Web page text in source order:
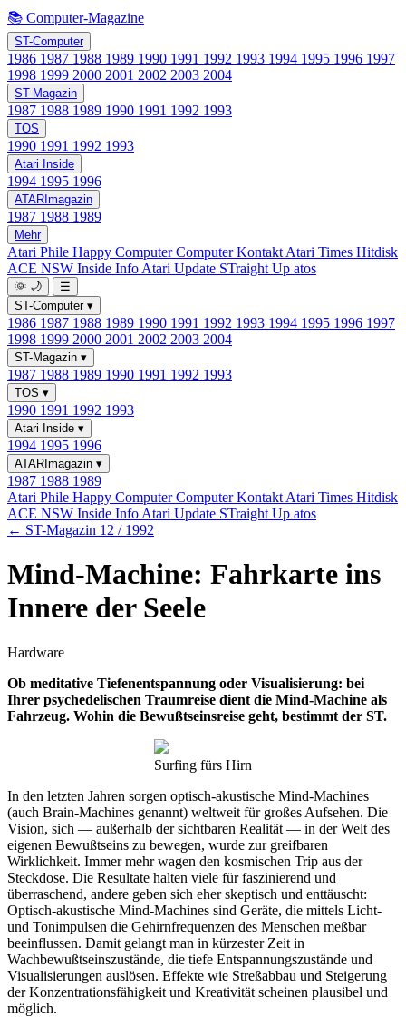
📚 Computer-Magazine
ST-Computer
1986 1987 1988 1989 1990 1991 1992 1993 1994 1995 1996 1997
1998 1999 2000 2001 2002 2003 2004
ST-Magazin
1987 1988 1989 1990 1991 1992 1993
TOS
1990 1991 1992 1993
Atari Inside
1994 1995 1996
ATARImagazin
1987 1988 1989
Mehr
Atari Phile Happy ComputerComputer Kontakt Atari Times Hitdisk
ACE NSW Inside Info Atari Update STraight Up atos
🌞 🌙
☰
ST-Computer ▾
1986 1987 1988 1989 1990 1991 1992 1993 1994 1995 1996 1997
1998 1999 2000 2001 2002 2003 2004
ST-Magazin ▾
1987 1988 1989 1990 1991 1992 1993
TOS ▾
1990 1991 1992 1993
Atari Inside ▾
1994 1995 1996
ATARImagazin ▾
1987 1988 1989
Atari Phile Happy ComputerComputer Kontakt Atari Times Hitdisk
ACE NSW Inside Info Atari Update STraight Up atos
← ST-Magazin 12 / 1992
Mind-Machine: Fahrkarte ins
Innere der Seele
Hardware
Ob meditative Tiefenentspannung oder Visualisierung: bei
Ihrer psychedelischen Traumreise dient die Mind-Machine als
Fahrzeug. Wohin die Bewußtseinsreise geht, bestimmt der ST.
Surfing fürs Hirn
In den letzten Jahren sorgen optisch-akustische Mind-Machines
(auch Brain-Machines genannt) weltweit für großes Aufsehen. Die
Vision, sich — außerhalb der sichtbaren Realität — in der Welt des
eigenen Bewußtseins zu bewegen, wurde zur greifbaren
Wirklichkeit. Immer mehr wagen den kosmischen Trip aus der
Steckdose. Die Resultate halten viele für faszinierend und
überraschend, andere geben sich eher skeptisch und enttäuscht:
Optisch-akustische Mind-Machines sind Geräte, die mittels Licht-
und Tonimpulsen die Gehirnfrequenzen des Menschen meßbar
beeinflussen. Damit gelangt man in kürzester Zeit in
Wachbewußtseinszustände, die tiefe Entspannungszustände und
Visualisierungen auslösen. Effekte wie Streßabbau und Steigerung
der Konzentrationsfähigkeit und Kreativität scheinen plausibel und
möglich.